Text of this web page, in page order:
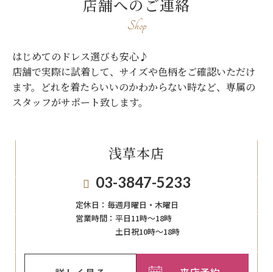
店舗へのご連絡
Shop
はじめてのドレス選びも安心♪
店舗で実際に試着して、サイズや色柄をご確認いただけ
ます。
どれを着たらいいのかわからない時など、専属の
スタッフがサポート致します。
浅草本店
03-3847-5233
定休日： 毎週月曜日・木曜日
営業時間： 平日11時～18時
土日祝10時～18時